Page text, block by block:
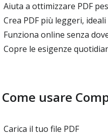
Aiuta a ottimizzare PDF
Crea PDF più leggeri,
Funziona online senza
Copre le esigenze
Come usare
Carica il tuo file PDF